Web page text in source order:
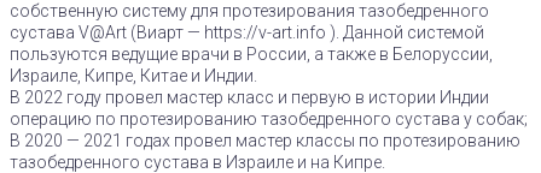
собственную систему для протезирования тазобедренного
сустава V@Art (Виарт — https://v-art.info ). Данной системой
пользуются ведущие врачи в России, а также в Белоруссии,
Израиле, Кипре, Китае и Индии.
В 2022 году провел мастер класс и первую в истории Индии
операцию по протезированию тазобедренного сустава у собак;
В 2020 — 2021 годах провел мастер классы по протезированию
тазобедренного сустава в Израиле и на Кипре.